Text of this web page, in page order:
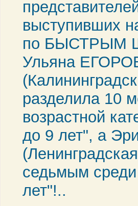
выступивших
по БЫСТРЫМ
Ульяна
разделила 10
возрастной
до 9 лет", а
седьмым
лет"!..